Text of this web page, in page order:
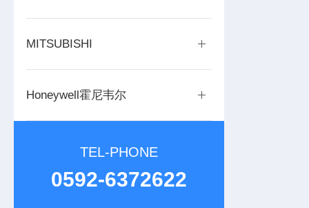
MITSUBISHI
Honeywell霍尼韦尔
TEL-PHONE
0592-6372622